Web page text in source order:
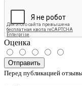
Оценка
Отправить
Перед публикацией